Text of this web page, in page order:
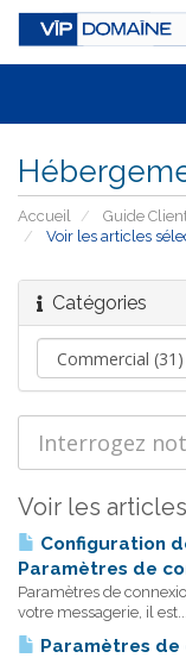
Accueil
Guide
Voir les articles
Catégories
Voir les
Configuration
Paramètres de
Paramètres de
votre messagerie, il est...
Paramètres